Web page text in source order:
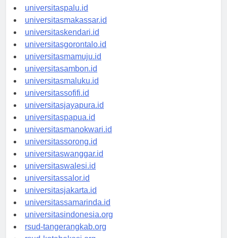
universitasmanado.id
universitaspalu.id
universitasmakassar.id
universitaskendari.id
universitasgorontalo.id
universitasmamuju.id
universitasambon.id
universitasmaluku.id
universitassofifi.id
universitasjayapura.id
universitaspapua.id
universitasmanokwari.id
universitassorong.id
universitaswanggar.id
universitaswalesi.id
universitassalor.id
universitasjakarta.id
universitassamarinda.id
universitasindonesia.org
rsud-tangerangkab.org